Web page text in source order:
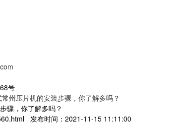
号
州压片机的安装步骤，你了解多吗？
骤，你了解多吗？
发布时间：2021-11-15 11:11:00